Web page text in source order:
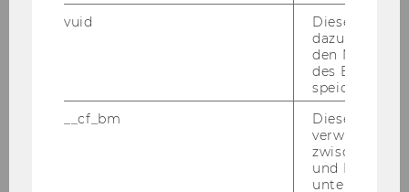
Tax Library Talk von Prof. Gustafson am
Inaugural Lecture von Prof. Gustafson am
vuid
Dieser
dazu
den
des
speichern.
__cf_bm
Dieses
verwendet,
zwischen
und Bots zu